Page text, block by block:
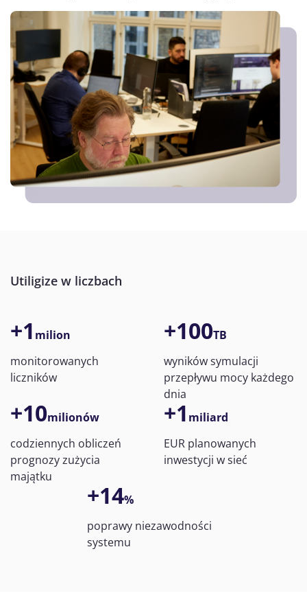
Utiligize w liczbach
+1 milion
monitorowanych
liczników
+100TB
wyników symulacji
przepływu mocy każdego
dnia
+10milionów
codziennych obliczeń
prognozy zużycia
majątku
+1 miliard
EUR planowanych
inwestycji w sieć
+14%
poprawy niezawodności
systemu